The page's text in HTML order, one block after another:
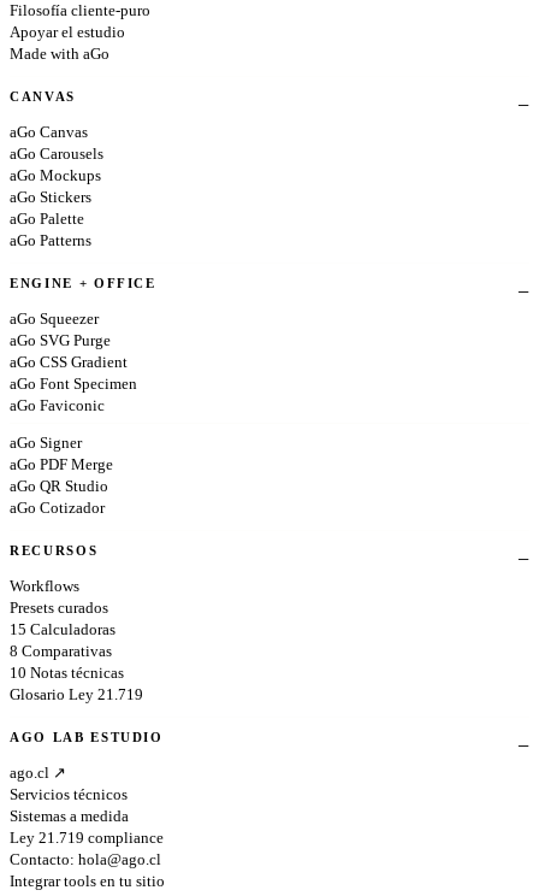
Filosofía cliente-puro
Apoyar el estudio
Made with aGo
CANVAS
aGo Canvas
aGo Carousels
aGo Mockups
aGo Stickers
aGo Palette
aGo Patterns
ENGINE + OFFICE
aGo Squeezer
aGo SVG Purge
aGo CSS Gradient
aGo Font Specimen
aGo Faviconic
aGo Signer
aGo PDF Merge
aGo QR Studio
aGo Cotizador
RECURSOS
Workflows
Presets curados
15 Calculadoras
8 Comparativas
10 Notas técnicas
Glosario Ley 21.719
AGO LAB ESTUDIO
ago.cl ↗
Servicios técnicos
Sistemas a medida
Ley 21.719 compliance
Contacto: hola@ago.cl
Integrar tools en tu sitio